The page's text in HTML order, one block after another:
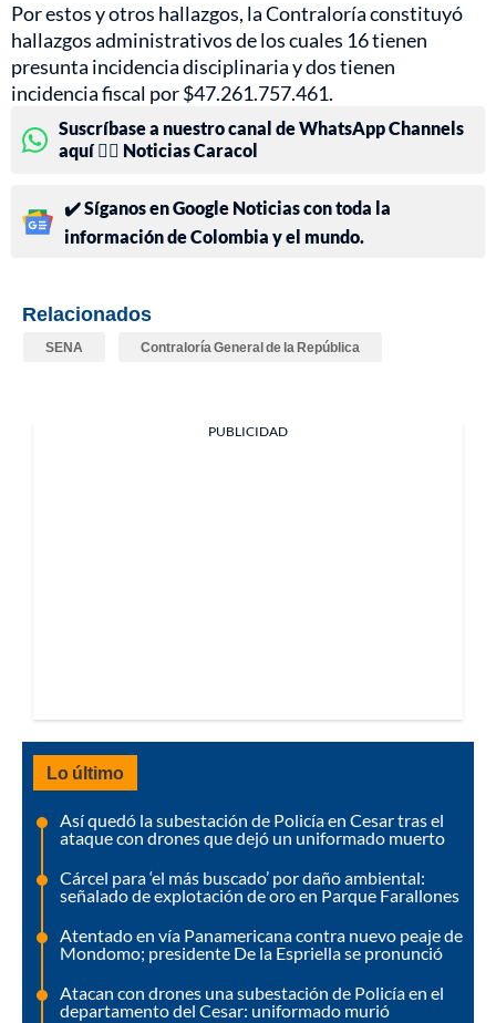
Por estos y otros hallazgos, la Contraloría constituyó
hallazgos administrativos de los cuales 16 tienen
presunta incidencia disciplinaria y dos tienen
incidencia fiscal por $47.261.757.461.
Suscríbase a nuestro canal de WhatsApp Channels
aquí 👉🏻 Noticias Caracol
✔️ Síganos en Google Noticias con toda la
información de Colombia y el mundo.
Relacionados
SENA Contraloría General de la República
PUBLICIDAD
Lo último
Así quedó la subestación de Policía en Cesar tras el
ataque con drones que dejó un uniformado muerto
Cárcel para ‘el más buscado’ por daño ambiental:
señalado de explotación de oro en Parque Farallones
Atentado en vía Panamericana contra nuevo peaje de
Mondomo; presidente De la Espriella se pronunció
Atacan con drones una subestación de Policía en el
departamento del Cesar: uniformado murió